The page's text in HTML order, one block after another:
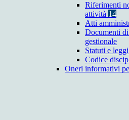
Riferimenti
attività 14
Atti
Documenti
gestionale
Statuti e
Codice
Oneri informativi